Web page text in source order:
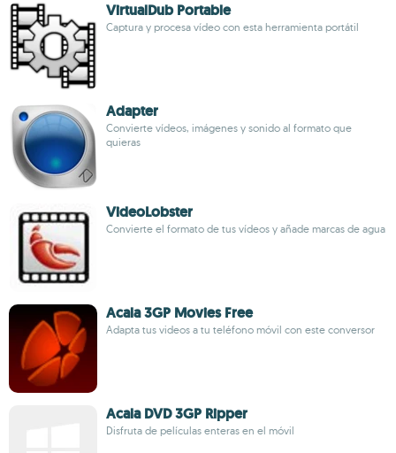
VirtualDub Portable
Captura y procesa vídeo con esta herramienta portátil
Adapter
Convierte vídeos, imágenes y sonido al formato que
quieras
VideoLobster
Convierte el formato de tus vídeos y añade marcas de agua
Acala 3GP Movies Free
Adapta tus videos a tu teléfono móvil con este conversor
Acala DVD 3GP Ripper
Disfruta de películas enteras en el móvil